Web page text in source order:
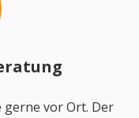
gerne vor Ort. Der